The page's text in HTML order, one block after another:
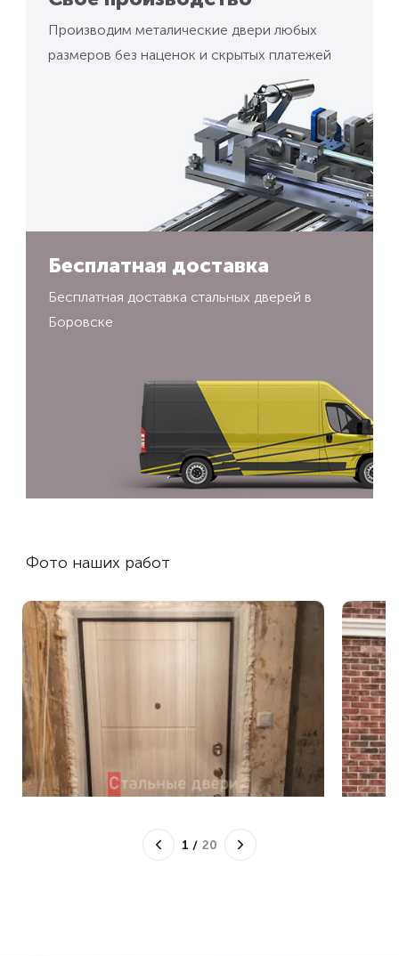
Производим металические двери любых
размеров без наценок и скрытых платежей
Бесплатная доставка
Бесплатная доставка стальных дверей в
Боровске
Фото наших работ
1 / 20